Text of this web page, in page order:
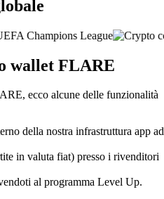
wallet FLARE
ecco alcune delle funzionalità
della nostra infrastruttura app ad
in valuta fiat) presso i rivenditori
al programma Level Up.